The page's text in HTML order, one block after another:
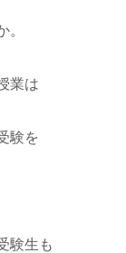
。
業は
験を
験生も